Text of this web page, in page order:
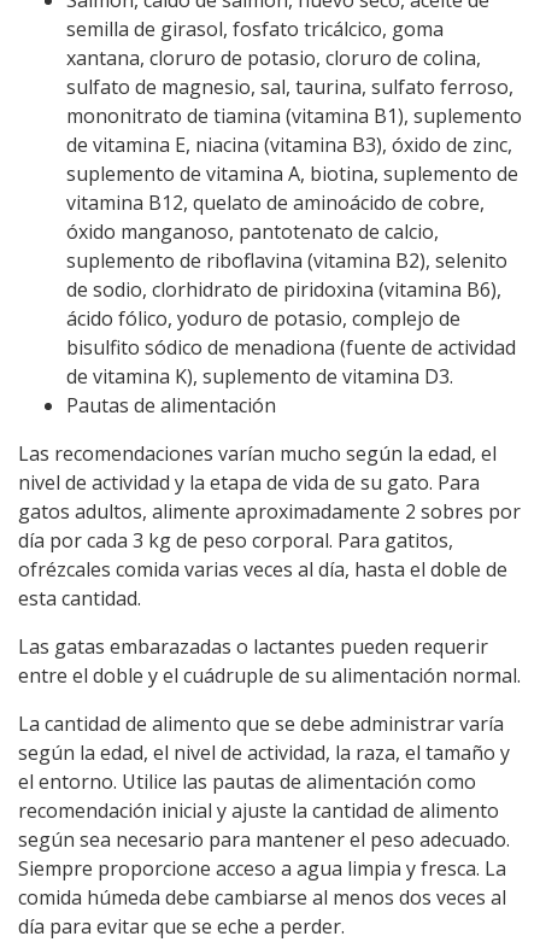
semilla de girasol, fosfato tricálcico, goma
xantana, cloruro de potasio, cloruro de colina,
sulfato de magnesio, sal, taurina, sulfato ferroso,
mononitrato de tiamina (vitamina B1), suplemento
de vitamina E, niacina (vitamina B3), óxido de zinc,
suplemento de vitamina A, biotina, suplemento de
vitamina B12, quelato de aminoácido de cobre,
óxido manganoso, pantotenato de calcio,
suplemento de riboflavina (vitamina B2), selenito
de sodio, clorhidrato de piridoxina (vitamina B6),
ácido fólico, yoduro de potasio, complejo de
bisulfito sódico de menadiona (fuente de actividad
de vitamina K), suplemento de vitamina D3.
Pautas de alimentación
Las recomendaciones varían mucho según la edad, el
nivel de actividad y la etapa de vida de su gato. Para
gatos adultos, alimente aproximadamente 2 sobres por
día por cada 3 kg de peso corporal. Para gatitos,
ofrézcales comida varias veces al día, hasta el doble de
esta cantidad.
Las gatas embarazadas o lactantes pueden requerir
entre el doble y el cuádruple de su alimentación normal.
La cantidad de alimento que se debe administrar varía
según la edad, el nivel de actividad, la raza, el tamaño y
el entorno. Utilice las pautas de alimentación como
recomendación inicial y ajuste la cantidad de alimento
según sea necesario para mantener el peso adecuado.
Siempre proporcione acceso a agua limpia y fresca. La
comida húmeda debe cambiarse al menos dos veces al
día para evitar que se eche a perder.